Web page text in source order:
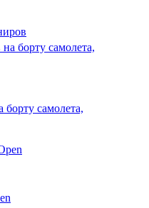
самолета,